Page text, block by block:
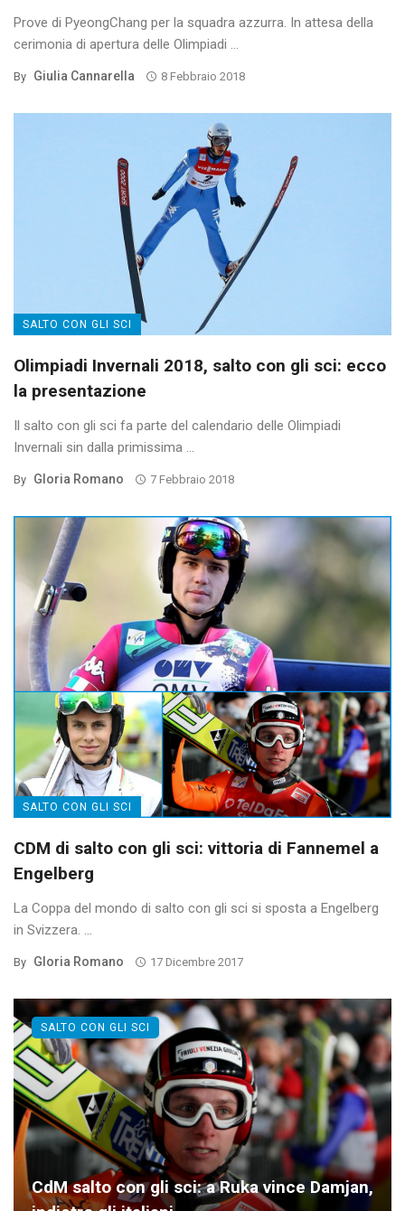
Prove di PyeongChang per la squadra azzurra. In attesa della
cerimonia di apertura delle Olimpiadi ...
By Giulia Cannarella 8 Febbraio 2018
SALTO CON GLI SCI
Olimpiadi Invernali 2018, salto con gli sci: ecco
la presentazione
Il salto con gli sci fa parte del calendario delle Olimpiadi
Invernali sin dalla primissima ...
By Gloria Romano 7 Febbraio 2018
SALTO CON GLI SCI
CDM di salto con gli sci: vittoria di Fannemel a
Engelberg
La Coppa del mondo di salto con gli sci si sposta a Engelberg
in Svizzera. ...
By Gloria Romano 17 Dicembre 2017
CdM salto con gli sci: a Ruka vince Damjan,
SALTO CON GLI SCI